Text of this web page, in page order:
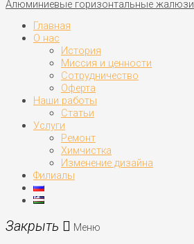
Алюминиевые горизонтальные жалюзи
Главная
О нас
История
Миссия и ценности
Сотрудничество
Оферта
Наши работы
Статьи
Услуги
Ремонт
Химчистка
Изменение дизайна
Филиалы
Меню